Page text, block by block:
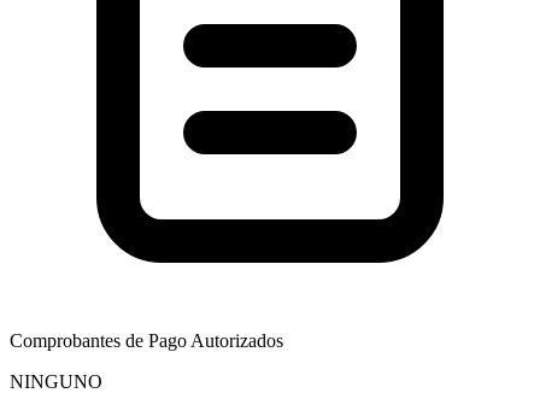
Comprobantes de Pago Autorizados
NINGUNO